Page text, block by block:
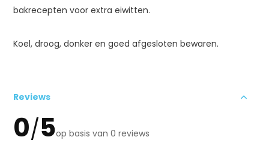
bakrecepten voor extra eiwitten.
Koel, droog, donker en goed afgesloten bewaren.
Reviews
0/5op basis van 0 reviews